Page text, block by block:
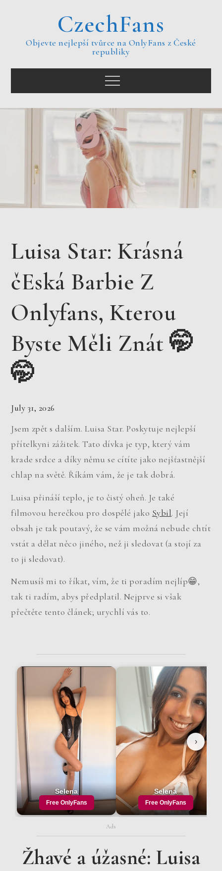
CzechFans
Objevte nejlepší tvůrce na OnlyFans z České
republiky
Menu
Luisa Star: Krásná
čEská Barbie Z
Onlyfans, Kterou
Byste Měli Znát 🤭
🤭
July 31, 2026
Jsem zpět s dalším. Luisa Star. Poskytuje nejlepší
přítelkyni zážitek. Tato dívka je typ, který vám
krade srdce a díky němu se cítíte jako nejšťastnější
chlap na světě. Říkám vám, že je tak dobrá.
Luisa přináší teplo, je to čistý oheň. Je také
filmovou herečkou pro dospělé jako Sybil. Její
obsah je tak poutavý, že se vám možná nebude chtít
vstát a dělat něco jiného, ​​než ji sledovat (a stojí za
to ji sledovat).
Nemusíš mi to říkat, vím, že ti poradím nejlíp😁,
tak ti radím, abys předplatil. Nejprve si však
přečtěte tento článek; urychlí vás to.
Ads
Žhavé a úžasné: Luisa